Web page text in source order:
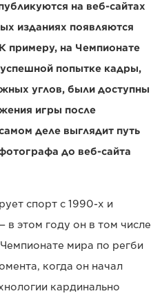
на веб-сайтах
изданиях появляются
примеру, на Чемпионате
попытке кадры,
углов, были доступны
игры после
деле выглядит путь
до веб-сайта
спорт с 1990-х и
в этом году он в том числе
мира по регби
когда он начал
кардинально